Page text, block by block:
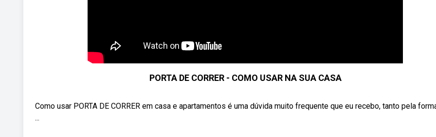
PORTA DE CORRER - COMO USAR NA SUA CASA
Como usar PORTA DE CORRER em casa e apartamentos é uma dúvida muito frequente que eu recebo, tanto pela
...